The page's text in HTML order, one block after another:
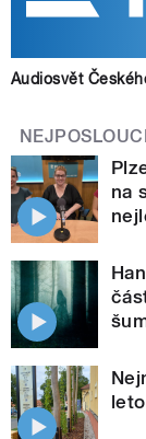
Audiosvět
na